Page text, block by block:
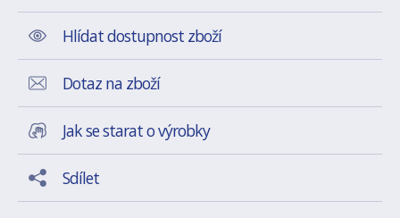
Hlídat dostupnost zboží
Dotaz na zboží
Jak se starat o výrobky
Sdílet